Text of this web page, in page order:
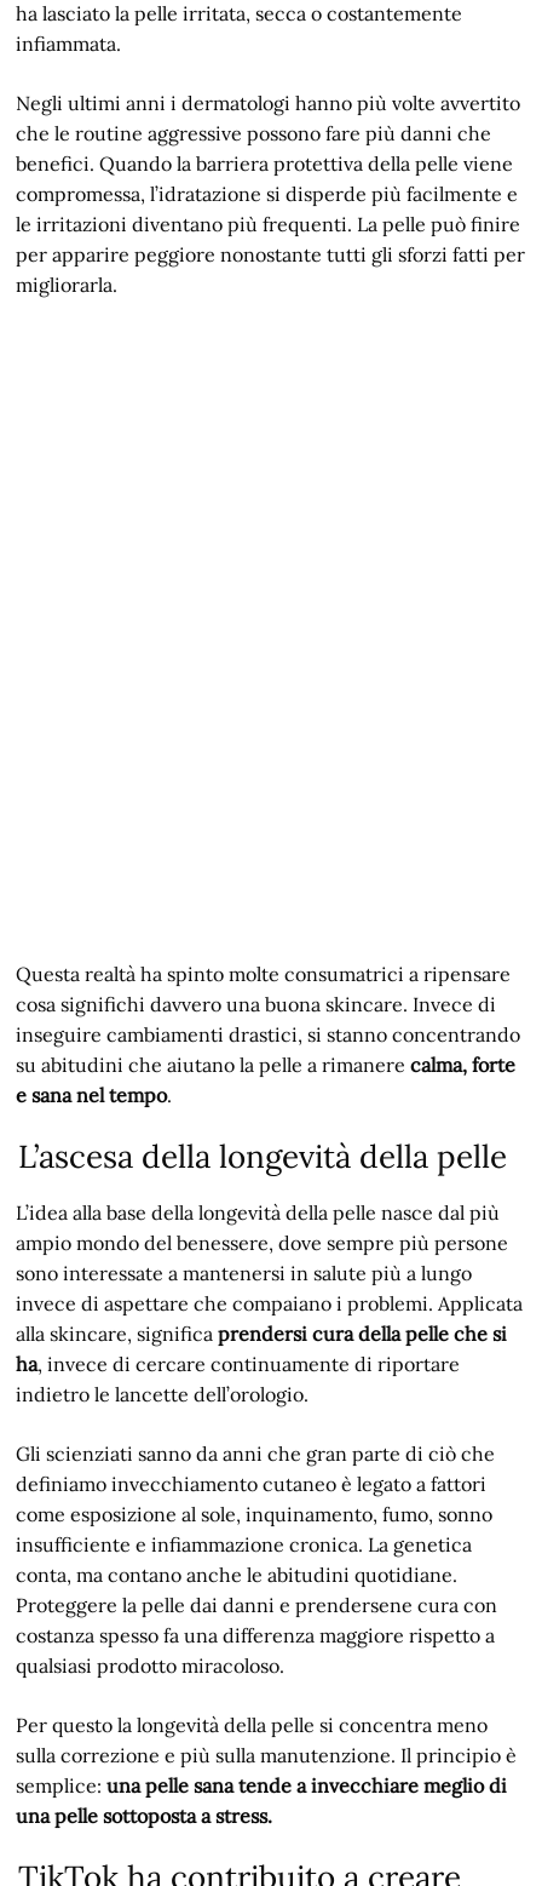
ha lasciato la pelle irritata, secca o costantemente
infiammata.
Negli ultimi anni i dermatologi hanno più volte avvertito
che le routine aggressive possono fare più danni che
benefici. Quando la barriera protettiva della pelle viene
compromessa, l’idratazione si disperde più facilmente e
le irritazioni diventano più frequenti. La pelle può finire
per apparire peggiore nonostante tutti gli sforzi fatti per
migliorarla.
Questa realtà ha spinto molte consumatrici a ripensare
cosa significhi davvero una buona skincare. Invece di
inseguire cambiamenti drastici, si stanno concentrando
su abitudini che aiutano la pelle a rimanerecalma, forte
e sana nel tempo.
L’ascesa della longevità della pelle
L’idea alla base della longevità della pelle nasce dal più
ampio mondo del benessere, dove sempre più persone
sono interessate a mantenersi in salute più a lungo
invece di aspettare che compaiano i problemi. Applicata
alla skincare, significaprendersi cura della pelle che si
ha, invece di cercare continuamente di riportare
indietro le lancette dell’orologio.
Gli scienziati sanno da anni che gran parte di ciò che
definiamo invecchiamento cutaneo è legato a fattori
come esposizione al sole, inquinamento, fumo, sonno
insufficiente e infiammazione cronica. La genetica
conta, ma contano anche le abitudini quotidiane.
Proteggere la pelle dai danni e prendersene cura con
costanza spesso fa una differenza maggiore rispetto a
qualsiasi prodotto miracoloso.
Per questo la longevità della pelle si concentra meno
sulla correzione e più sulla manutenzione. Il principio è
semplice:una pelle sana tende a invecchiare meglio di
una pelle sottoposta a stress.
TikTok ha contribuito a creare